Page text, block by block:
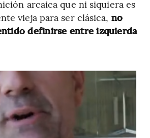
arcaica que ni siquiera es
vieja para ser clásica, no
definirse entre izquierda